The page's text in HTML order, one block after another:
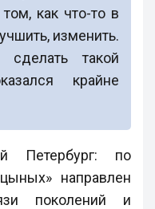
как что-то в
изменить.
такой
крайне
Петербург: по
направлен
поколений и